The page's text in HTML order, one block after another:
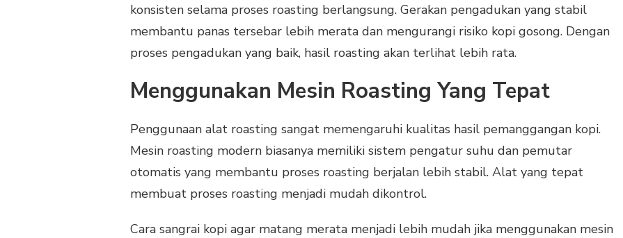
konsisten selama proses roasting berlangsung. Gerakan pengadukan yang stabil
membantu panas tersebar lebih merata dan mengurangi risiko kopi gosong. Dengan
proses pengadukan yang baik, hasil roasting akan terlihat lebih rata.
Menggunakan Mesin Roasting Yang Tepat
Penggunaan alat roasting sangat memengaruhi kualitas hasil pemanggangan kopi.
Mesin roasting modern biasanya memiliki sistem pengatur suhu dan pemutar
otomatis yang membantu proses roasting berjalan lebih stabil. Alat yang tepat
membuat proses roasting menjadi mudah dikontrol.
Cara sangrai kopi agar matang merata menjadi lebih mudah jika menggunakan mesin